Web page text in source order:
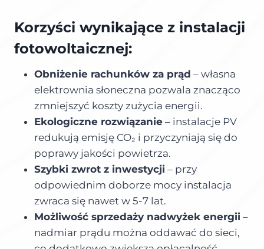
Korzyści wynikające z instalacji
fotowoltaicznej:
Obniżenie rachunków za prąd – własna
elektrownia słoneczna pozwala znacząco
zmniejszyć koszty zużycia energii.
Ekologiczne rozwiązanie – instalacje PV
redukują emisję CO₂ i przyczyniają się do
poprawy jakości powietrza.
Szybki zwrot z inwestycji – przy
odpowiednim doborze mocy instalacja
zwraca się nawet w 5-7 lat.
Możliwość sprzedaży nadwyżek energii –
nadmiar prądu można oddawać do sieci,